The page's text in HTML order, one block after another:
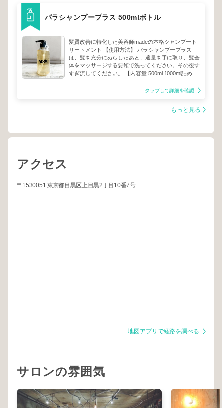
フェニルアラニン、コレステロール、クオタニウム－
Ｔ、シリカ、ステアロイルグルタミン酸Ｎａ、エチル
ヘキシルグリセリン、フェノキシエタノール、香料
パラシャンプープラス 500mlボトル
髪質改善に特化した美容師madeの本格シャンプート
リートメント 【使用方法】 パラシャンプープラス
は、髪を充分にぬらしたあと、適量を手に取り、髪全
体をマッサージする要領で洗ってください。その後す
すぎ流してください。 【内容量 500ml 1000ml詰め替
タップして詳細を確認
もっと見る
アクセス
〒1530051 東京都目黒区上目黒2丁目10番7号
地図アプリで経路を調べる
サロンの雰囲気